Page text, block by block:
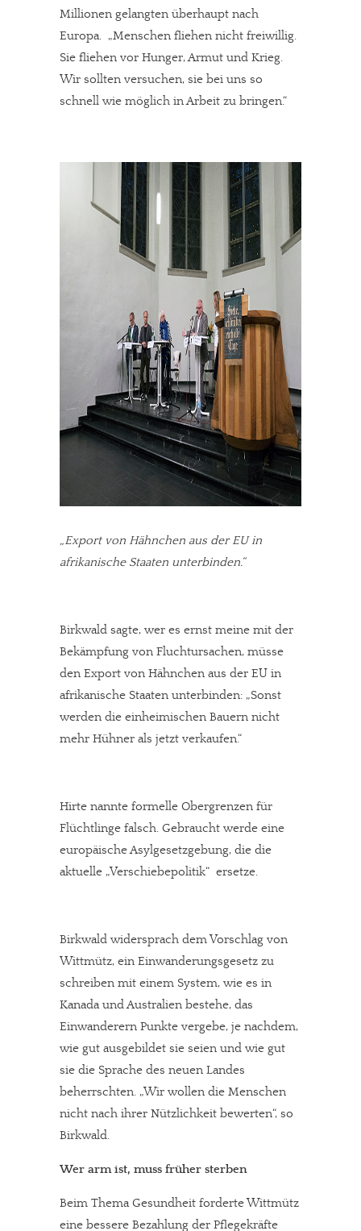
Dir gefällt unsere Arbeit?
meinesuedstadt.de finanziert sich durch Partnerprofile und
Werbung. Beide Einnahmequellen sind in den letzten Monaten
stark zurückgegangen.
Millionen gelangten überhaupt nach
Europa. „Menschen fliehen nicht freiwillig.
Sie fliehen vor Hunger, Armut und Krieg.
Wir sollten versuchen, sie bei uns so
schnell wie möglich in Arbeit zu bringen.“
„Export von Hähnchen aus der EU in
afrikanische Staaten unterbinden.“
Birkwald sagte, wer es ernst meine mit der
Bekämpfung von Fluchtursachen, müsse
den Export von Hähnchen aus der EU in
afrikanische Staaten unterbinden: „Sonst
werden die einheimischen Bauern nicht
mehr Hühner als jetzt verkaufen.“
Hirte nannte formelle Obergrenzen für
Flüchtlinge falsch. Gebraucht werde eine
europäische Asylgesetzgebung, die die
aktuelle „Verschiebepolitik“ ersetze.
Birkwald widersprach dem Vorschlag von
Wittmütz, ein Einwanderungsgesetz zu
schreiben mit einem System, wie es in
Kanada und Australien bestehe, das
Einwanderern Punkte vergebe, je nachdem,
wie gut ausgebildet sie seien und wie gut
sie die Sprache des neuen Landes
beherrschten. „Wir wollen die Menschen
nicht nach ihrer Nützlichkeit bewerten“, so
Birkwald.
Wer arm ist, muss früher sterben
Beim Thema Gesundheit forderte Wittmütz
eine bessere Bezahlung der Pflegekräfte